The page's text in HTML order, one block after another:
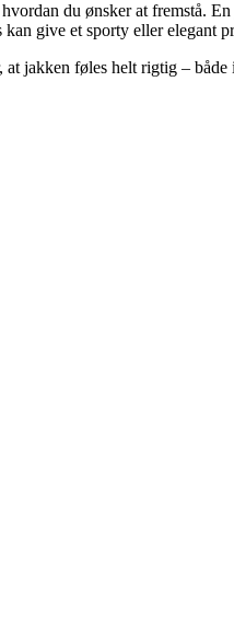
du ønsker at fremstå.
give et sporty eller elegant
jakken føles helt rigtig –